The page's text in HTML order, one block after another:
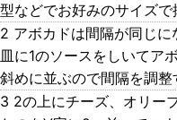
型などでお好みのサイズで
2 アボカドは間隔が同じ
皿に1のソースをしいてア
斜めに並ぶので間隔を調整
3 2の上にチーズ、オリー